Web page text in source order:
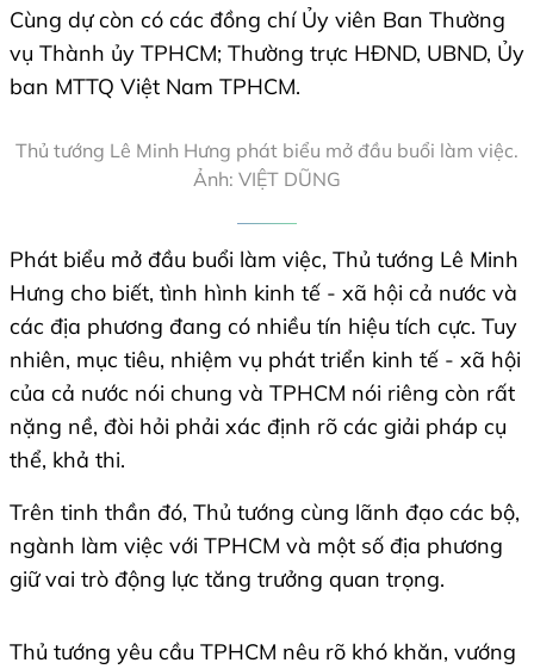
Cùng dự còn có các đồng chí Ủy viên Ban Thường
vụ Thành ủy TPHCM; Thường trực HĐND, UBND, Ủy
ban MTTQ Việt Nam TPHCM.
Thủ tướng Lê Minh Hưng phát biểu mở đầu buổi làm việc.
Ảnh: VIỆT DŨNG
Phát biểu mở đầu buổi làm việc, Thủ tướng Lê Minh
Hưng cho biết, tình hình kinh tế - xã hội cả nước và
các địa phương đang có nhiều tín hiệu tích cực. Tuy
nhiên, mục tiêu, nhiệm vụ phát triển kinh tế - xã hội
của cả nước nói chung và TPHCM nói riêng còn rất
nặng nề, đòi hỏi phải xác định rõ các giải pháp cụ
thể, khả thi.
Trên tinh thần đó, Thủ tướng cùng lãnh đạo các bộ,
ngành làm việc với TPHCM và một số địa phương
giữ vai trò động lực tăng trưởng quan trọng.
Thủ tướng yêu cầu TPHCM nêu rõ khó khăn, vướng